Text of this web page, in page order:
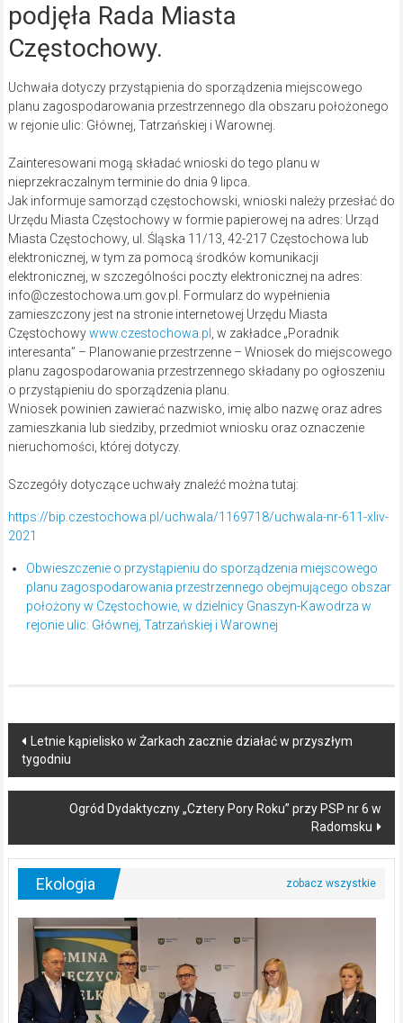
podjęła Rada Miasta
Częstochowy.
Uchwała dotyczy przystąpienia do sporządzenia miejscowego
planu zagospodarowania przestrzennego dla obszaru położonego
w rejonie ulic: Głównej, Tatrzańskiej i Warownej.
Zainteresowani mogą składać wnioski do tego planu w
nieprzekraczalnym terminie do dnia 9 lipca.
Jak informuje samorząd częstochowski, wnioski należy przesłać do
Urzędu Miasta Częstochowy w formie papierowej na adres: Urząd
Miasta Częstochowy, ul. Śląska 11/13, 42-217 Częstochowa lub
elektronicznej, w tym za pomocą środków komunikacji
elektronicznej, w szczególności poczty elektronicznej na adres:
info@czestochowa.um.gov.pl. Formularz do wypełnienia
zamieszczony jest na stronie internetowej Urzędu Miasta
Częstochowywww.czestochowa.pl
, w zakładce „Poradnik
interesanta” – Planowanie przestrzenne – Wniosek do miejscowego
planu zagospodarowania przestrzennego składany po ogłoszeniu
o przystąpieniu do sporządzenia planu.
Wniosek powinien zawierać nazwisko, imię albo nazwę oraz adres
zamieszkania lub siedziby, przedmiot wniosku oraz oznaczenie
nieruchomości, której dotyczy.
Szczegóły dotyczące uchwały znaleźć można tutaj:
https://bip.czestochowa.pl/uchwala/1169718/uchwala-nr-611-xliv-
2021
Obwieszczenie o przystąpieniu do sporządzenia miejscowego
planu zagospodarowania przestrzennego obejmującego obszar
położony w Częstochowie, w dzielnicy Gnaszyn-Kawodrza w
rejonie ulic: Głównej, Tatrzańskiej i Warownej
Post
navigation
Letnie kąpielisko w Żarkach zacznie działać w przyszłym
tygodniu
Ogród Dydaktyczny „Cztery Pory Roku” przy PSP nr 6 w
Radomsku
Ekologia